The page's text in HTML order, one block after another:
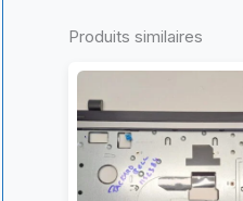
Produits similaires